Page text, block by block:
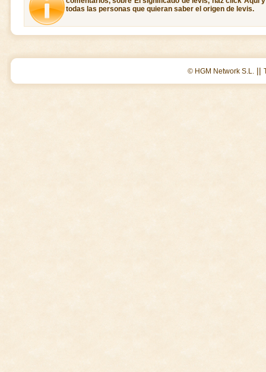
todas las personas que quieran saber el origen de levis.
© HGM Network S.L. ||